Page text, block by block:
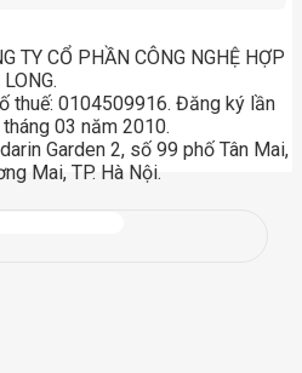
TY CỔ PHẦN CÔNG NGHỆ HỢP
LONG.
thuế: 0104509916. Đăng ký lần
03 năm 2010.
Garden 2, số 99 phố Tân Mai,
Mai, TP. Hà Nội.